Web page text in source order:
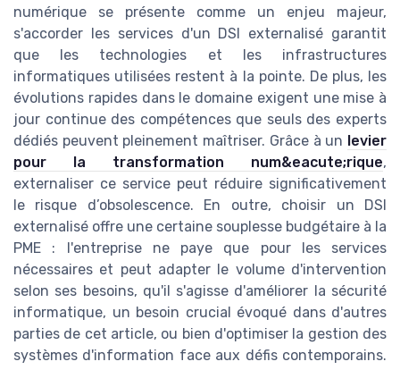
numérique se présente comme un enjeu majeur,
s'accorder les services d'un DSI externalisé garantit
que les technologies et les infrastructures
informatiques utilisées restent à la pointe. De plus, les
évolutions rapides dans le domaine exigent une mise à
jour continue des compétences que seuls des experts
dédiés peuvent pleinement maîtriser. Grâce à un levier
pour la transformation num&eacute;rique,
externaliser ce service peut réduire significativement
le risque d’obsolescence. En outre, choisir un DSI
externalisé offre une certaine souplesse budgétaire à la
PME : l'entreprise ne paye que pour les services
nécessaires et peut adapter le volume d'intervention
selon ses besoins, qu'il s'agisse d'améliorer la sécurité
informatique, un besoin crucial évoqué dans d'autres
parties de cet article, ou bien d'optimiser la gestion des
systèmes d'information face aux défis contemporains.